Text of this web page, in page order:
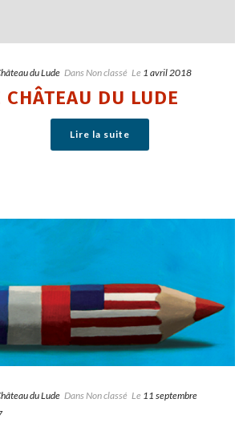
du Lude Dans Non classé Le 1 avril 2018
CHÂTEAU DU LUDE
Lire la suite
du Lude DansNon classé Le 11 septembre